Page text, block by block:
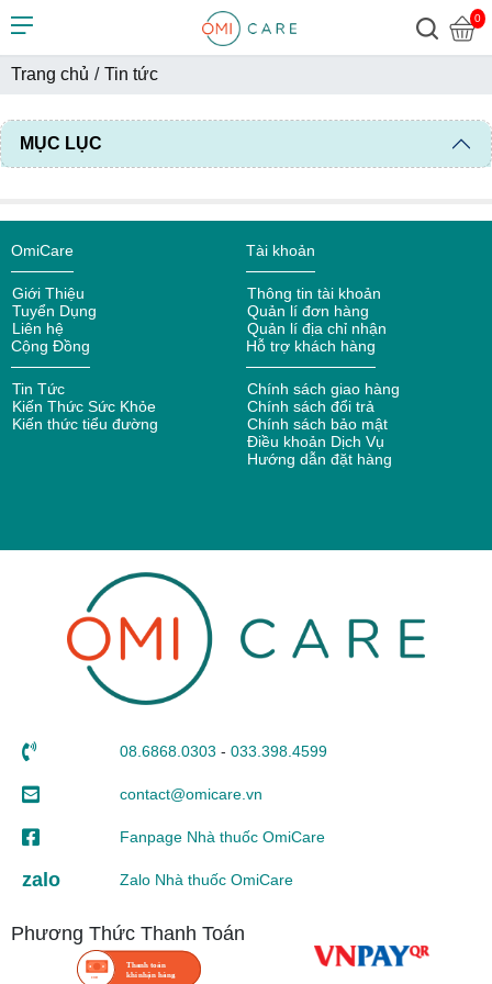
0
Trang chủ / Tin tức
MỤC LỤC
OmiCare
Giới Thiệu
Tuyển Dụng
Liên hệ
Cộng Đồng
Tin Tức
Kiến Thức Sức Khỏe
Kiến thức tiểu đường
Tài khoản
Thông tin tài khoản
Quản lí đơn hàng
Quản lí địa chỉ nhận
Hỗ trợ khách hàng
Chính sách giao hàng
Chính sách đổi trả
Chính sách bảo mật
Điều khoản Dịch Vụ
Hướng dẫn đặt hàng
08.6868.0303 - 033.398.4599
contact@omicare.vn
Fanpage Nhà thuốc OmiCare
zalo Zalo Nhà thuốc OmiCare
Phương Thức Thanh Toán